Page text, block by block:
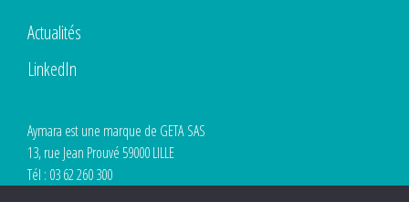
Actualités
LinkedIn
Aymara est une marque de GETA SAS
13, rue Jean Prouvé 59000 LILLE
Tél : 03 62 260 300